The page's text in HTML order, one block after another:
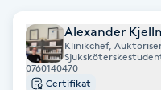
Fransfärgning
Fransförlängning
Alexander
Klinikchef,
0760140470
Certifikat